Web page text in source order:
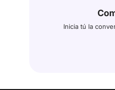
Inicia tú la